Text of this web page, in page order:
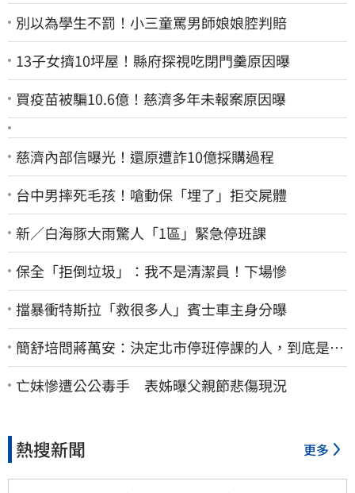
別以為學生不罰！小三童罵男師娘娘腔判賠
13子女擠10坪屋！縣府探視吃閉門羹原因曝
買疫苗被騙10.6億！慈濟多年未報案原因曝
慈濟內部信曝光！還原遭詐10億採購過程
台中男摔死毛孩！嗆動保「埋了」拒交屍體
新／白海豚大雨驚人「1區」緊急停班課
保全「拒倒垃圾」：我不是清潔員！下場慘
擋暴衝特斯拉「救很多人」賓士車主身分曝
簡舒培問蔣萬安：決定北市停班停課的人，到底是台
北市長，還是氣象署？
亡妹慘遭公公毒手 表姊曝父親節悲傷現況
熱搜新聞 更多